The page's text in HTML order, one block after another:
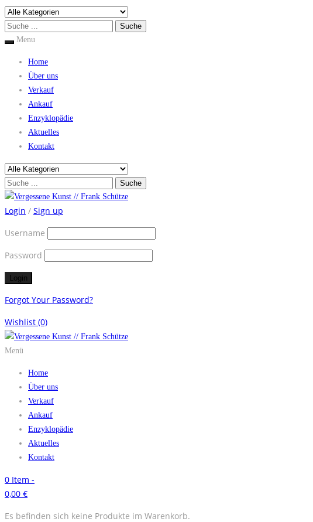
Menu
Home
Über uns
Verkauf
Ankauf
Enzyklopädie
Aktuelles
Kontakt
Login / Sign up
Username
Password
Forgot Your Password?
Wishlist (0)
Menü
Home
Über uns
Verkauf
Ankauf
Enzyklopädie
Aktuelles
Kontakt
0 Item -
0,00 €
Es befinden sich keine Produkte im Warenkorb.